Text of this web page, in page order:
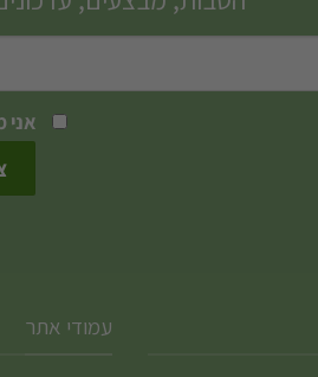
עמודי אתר